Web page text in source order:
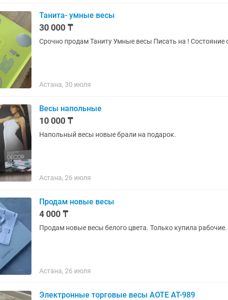
Танита- умные весы
30 000 ₸
Срочно продам Таниту Умные весы Писать на ! Состояние
Астана, 30 июля
Весы напольные
10 000 ₸
Напольный весы новые брали на подарок.
Астана, 26 июля
Продам новые весы
4 000 ₸
Продам новые весы белого цвета. Только купила
Астана, 26 июля
Электронные торговые весы AOTE AT-989